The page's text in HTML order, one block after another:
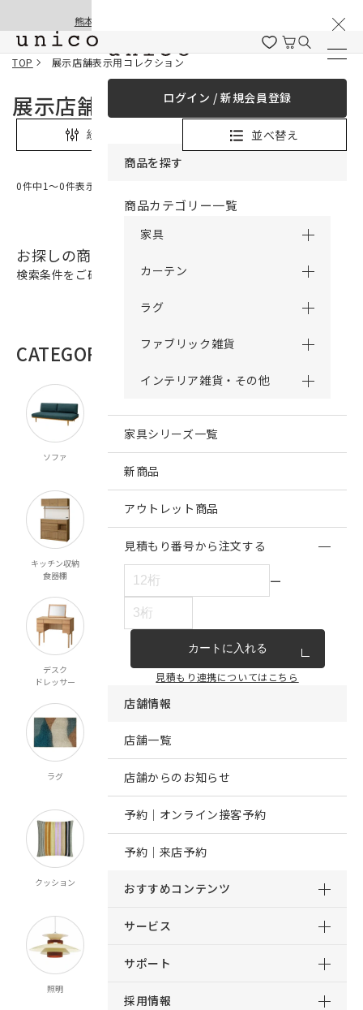
熊本地震の影響による配送遅延と停止について
ログイン / 新規会員登録
商品を探す
商品カテゴリー一覧
家具
カーテン
ラグ
ファブリック雑貨
インテリア雑貨・その他
家具シリーズ一覧
新商品
アウトレット商品
見積もり番号から注文する
ー
カートに入れる
見積もり連携についてはこちら
店舗情報
店舗一覧
店舗からのお知らせ
予約｜オンライン接客予約
予約｜来店予約
おすすめコンテンツ
サービス
サポート
採用情報
TOP 展示店舗表示用コレクション
展示店舗表示用コレクション
絞り込み 並べ替え
0件中1〜0件表示
お探しの商品は見つかりませんでした。
検索条件をご確認の上、再検索をお願いいたします。
CATEGORY
ソファ
チェア・ベンチ
スツール
テーブル ダイニング
キッチン収納
食器棚
リビング収納 テレビボード
デスク
ドレッサー
ミラー ペット対応 こたつ
ラグ
オーダー
既製カーテン
クッション
ブランケット
スロー
マット ルームシューズ
照明